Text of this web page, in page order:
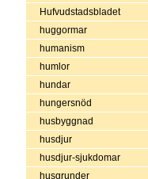
Hufvudstadsbladet
huggormar
humanism
humlor
hundar
hungersnöd
husbyggnad
husdjur
husdjur-sjukdomar
husgrunder